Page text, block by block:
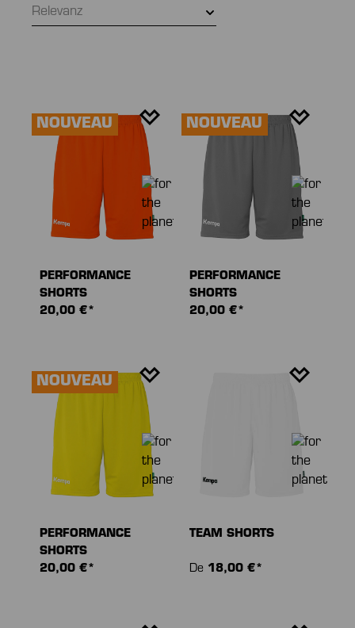
Relevanz
NOUVEAU
PERFORMANCE
SHORTS
20,00 €*
NOUVEAU
PERFORMANCE
SHORTS
20,00 €*
NOUVEAU
PERFORMANCE
SHORTS
20,00 €*
TEAM SHORTS
De 18,00 €*